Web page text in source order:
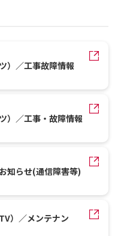
）／工事故障情報
）／工事・故障情報
知らせ(通信障害等)
）／メンテナン